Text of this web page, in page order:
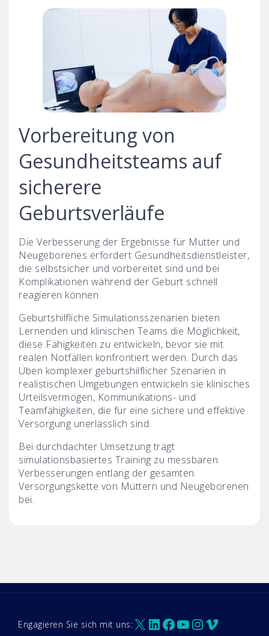
Vorbereitung von
Gesundheitsteams auf
sicherere
Geburtsverläufe
Die Verbesserung der Ergebnisse für Mutter und
Neugeborenes erfordert Gesundheitsdienstleister,
die selbstsicher und vorbereitet sind und bei
Komplikationen während der Geburt schnell
reagieren können.
Geburtshilfliche Simulationsszenarien bieten
Lernenden und klinischen Teams die Möglichkeit,
diese Fähigkeiten zu entwickeln, bevor sie mit
realen Notfällen konfrontiert werden. Durch das
Üben komplexer geburtshilflicher Szenarien in
realistischen Umgebungen entwickeln sie klinisches
Urteilsvermögen, Kommunikations- und
Teamfähigkeiten, die für eine sichere und effektive
Versorgung unerlässlich sind.
Bei durchdachter Umsetzung trägt
simulationsbasiertes Training zu messbaren
Verbesserungen entlang der gesamten
Versorgungskette von Müttern und Neugeborenen
bei.
Engagieren Sie sich mit uns:X LinkedIn
Facebook
YouTube
Instagram
Vimeo